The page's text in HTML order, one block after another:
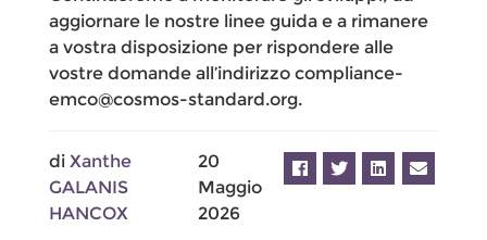
aggiornare le nostre linee guida e a rimanere
a vostra disposizione per rispondere alle
vostre domande all’indirizzo compliance-
emco@cosmos-standard.org.
di Xanthe
GALANIS
HANCOX
20
Maggio
2026